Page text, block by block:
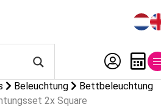
Beleuchtung
Bettbeleuchtung
2x Square